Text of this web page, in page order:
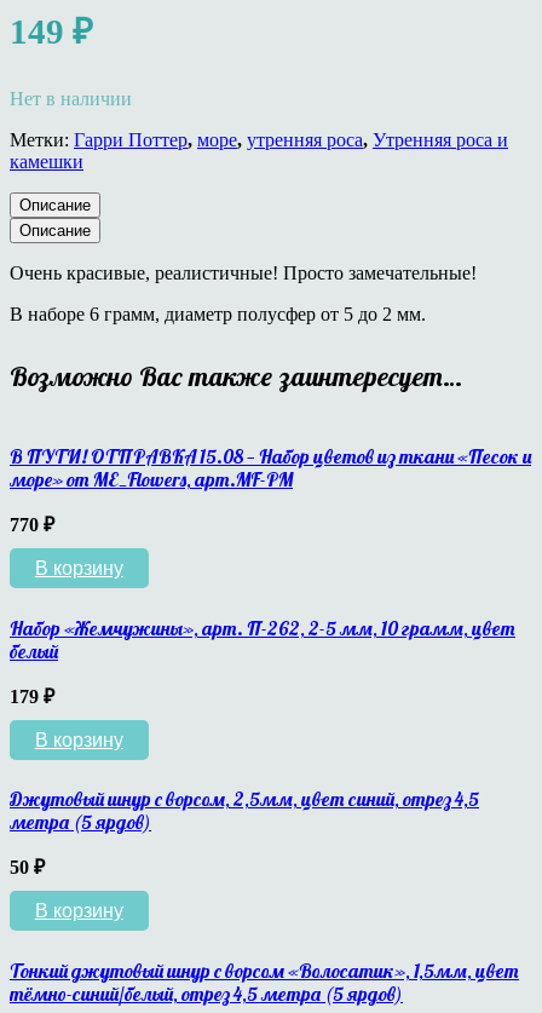
149 ₽
Нет в наличии
Метки: Гарри Поттер, море, утренняя роса, Утренняя роса и
камешки
Описание
Описание
Очень красивые, реалистичные! Просто замечательные!
В наборе 6 грамм, диаметр полусфер от 5 до 2 мм.
Возможно Вас также заинтересует…
В ПУТИ! ОТПРАВКА 15.08 — Набор цветов из ткани «Песок и
море» от ME_Flowers, арт.MF-PM
770 ₽
В корзину
Набор «Жемчужины», арт. П-262, 2-5 мм, 10 грамм, цвет
белый
179 ₽
В корзину
Джутовый шнур с ворсом, 2,5мм, цвет синий, отрез 4,5
метра (5 ярдов)
50 ₽
В корзину
Тонкий джутовый шнур с ворсом «Волосатик», 1,5мм, цвет
тёмно-синий/белый, отрез 4,5 метра (5 ярдов)